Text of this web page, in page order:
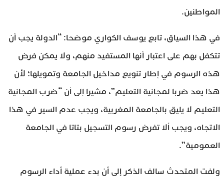
المواطنين.
في هذا السياق، تابع يوسف الكواري موضحا: “الدولة يجب أن
تتكفل بهم على اعتبار أنها المستفيد منهم، ولا يمكن فرض
هذه الرسوم في إطار تنويع مداخيل الجامعة وتمويلها؛ لأن
هذا يعد ضربا لمجانية التعليم”، مشيرا إلى أن “ضرب المجانية
التعليم لا يليق بالجامعة المغربية، ويجب عدم السير في هذا
الاتجاه، ويجب ألا تفرض رسوم التسجيل بتاتا في الجامعة
العمومية”.
ولفت المتحدث سالف الذكر إلى أن بدء عملية أداء الرسوم